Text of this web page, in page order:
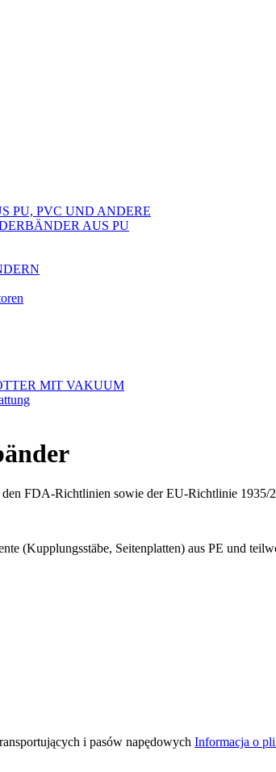
PU, PVC UND ANDERE
AUS PU
MIT VAKUUM
FDA-Richtlinien sowie der EU-Richtlinie 1935/
(Kupplungsstäbe, Seitenplatten) aus PE und
i pasów napędowych Informacja o